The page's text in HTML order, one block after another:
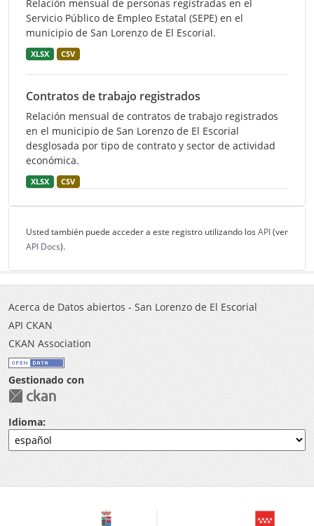
Relación mensual de personas registradas en el
Servicio Público de Empleo Estatal (SEPE) en el
municipio de San Lorenzo de El Escorial.
XLSX CSV
Contratos de trabajo registrados
Relación mensual de contratos de trabajo registrados
en el municipio de San Lorenzo de El Escorial
desglosada por tipo de contrato y sector de actividad
económica.
XLSX CSV
Usted también puede acceder a este registro utilizando los API(ver
API Docs).
Acerca de Datos abiertos - San Lorenzo de El Escorial
API CKAN
CKAN Association
Gestionado con
Idioma